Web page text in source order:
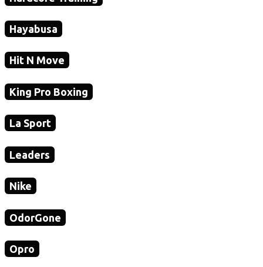
Hayabusa
Hit N Move
King Pro Boxing
La Sport
Leaders
Nike
OdorGone
Opro